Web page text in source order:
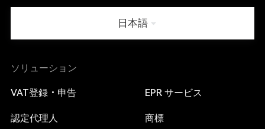
日本語
ソリューション
VAT登録・申告 EPR サービス
認定代理人 商標